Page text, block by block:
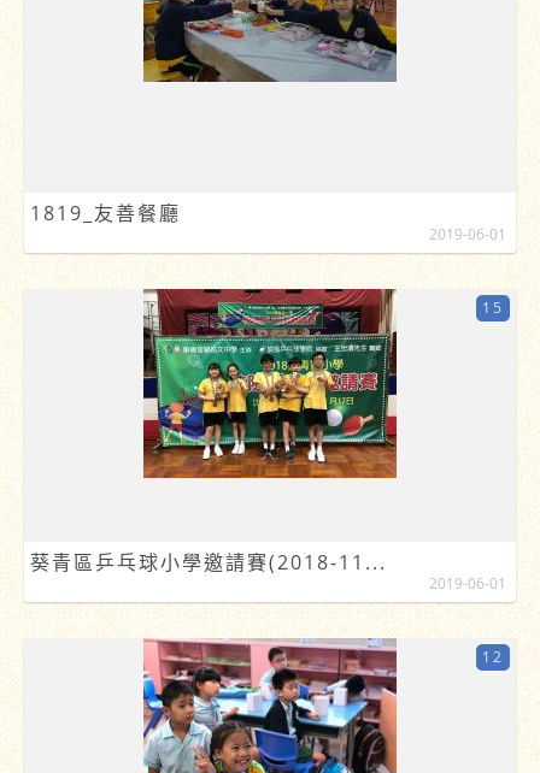
1819_友善餐廳
2019-06-01
葵青區乒乓球小學邀請賽(2018-11...
15
2019-06-01
12